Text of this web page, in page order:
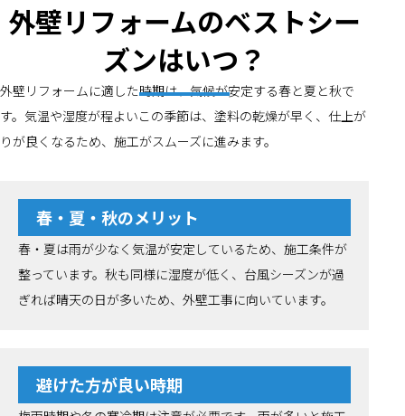
外壁リフォームのベストシー
ズンはいつ？
外壁リフォームに適した時期は、気候が安定する春と夏と秋で
す。気温や湿度が程よいこの季節は、塗料の乾燥が早く、仕上が
りが良くなるため、施工がスムーズに進みます。
春・夏・秋のメリット
春・夏は雨が少なく気温が安定しているため、施工条件が
整っています。秋も同様に湿度が低く、台風シーズンが過
ぎれば晴天の日が多いため、外壁工事に向いています。
避けた方が良い時期